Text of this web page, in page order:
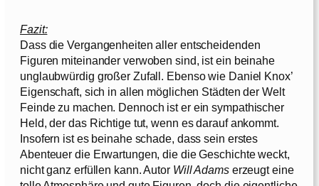
Fazit:
Dass die Vergangenheiten aller entscheidenden
Figuren miteinander verwoben sind, ist ein beinahe
unglaubwürdig großer Zufall. Ebenso wie Daniel Knox’
Eigenschaft, sich in allen möglichen Städten der Welt
Feinde zu machen. Dennoch ist er ein sympathischer
Held, der das Richtige tut, wenn es darauf ankommt.
Insofern ist es beinahe schade, dass sein erstes
Abenteuer die Erwartungen, die die Geschichte weckt,
nicht ganz erfüllen kann. Autor Will Adamserzeugt eine